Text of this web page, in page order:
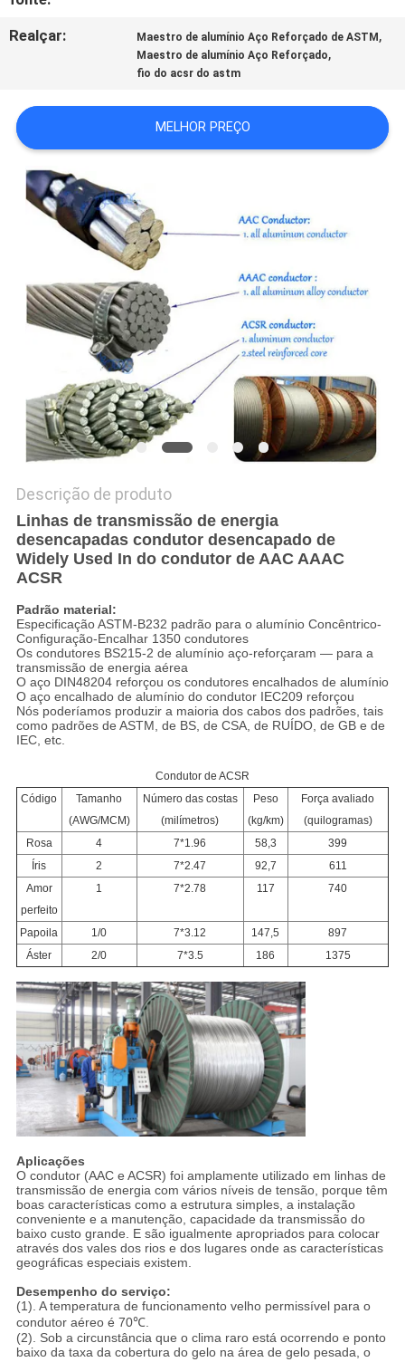
UMAS
MAPA
DO
SITE
PRIVACY
POLICY
Realçar: Maestro de alumínio Aço Reforçado de ASTM ,
Maestro de alumínio Aço Reforçado,
fio do acsr do astm
MELHOR PREÇO
Descrição de produto
Linhas de transmissão de energia
desencapadas condutor desencapado de
Widely Used In do condutor de AAC AAAC
ACSR
Padrão material:
Especificação ASTM-B232 padrão para o alumínio Concêntrico-
Configuração-Encalhar 1350 condutores
Os condutores BS215-2 de alumínio aço-reforçaram — para a
transmissão de energia aérea
O aço DIN48204 reforçou os condutores encalhados de alumínio
O aço encalhado de alumínio do condutor IEC209 reforçou
Nós poderíamos produzir a maioria dos cabos dos padrões, tais
como padrões de ASTM, de BS, de CSA, de RUÍDO, de GB e de
IEC, etc.
Condutor de ACSR
Código
Tamanho
(AWG/MCM)
Número das costas
(milímetros)
Peso
(kg/km)
Força avaliado
(quilogramas)
Rosa
4 7*1.96 58,3
399
Íris
2 7*2.47 92,7
611
Amor
perfeito
1 7*2.78 117 740
Papoila 1/0 7*3.12 147,5
897
Áster
2/0 7*3.5 186 1375
Aplicações
O condutor (AAC e ACSR) foi amplamente utilizado em linhas de
transmissão de energia com vários níveis de tensão, porque têm
boas características como a estrutura simples, a instalação
conveniente e a manutenção, capacidade da transmissão do
baixo custo grande. E são igualmente apropriados para colocar
através dos vales dos rios e dos lugares onde as características
geográficas especiais existem.
Desempenho do serviço:
(1). A temperatura de funcionamento velho permissível para o
condutor aéreo é 70℃.
(2). Sob a circunstância que o clima raro está ocorrendo e ponto
baixo da taxa da cobertura do gelo na área de gelo pesada, o